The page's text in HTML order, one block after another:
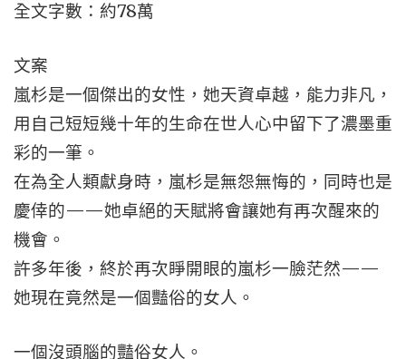
全文字數：約78萬
文案
嵐杉是一個傑出的女性，她天資卓越，能力非凡，
用自己短短幾十年的生命在世人心中留下了濃墨重
彩的一筆。
在為全人類獻身時，嵐杉是無怨無悔的，同時也是
慶倖的——她卓絕的天賦將會讓她有再次醒來的
機會。
許多年後，終於再次睜開眼的嵐杉一臉茫然——
她現在竟然是一個豔俗的女人。
一個沒頭腦的豔俗女人。